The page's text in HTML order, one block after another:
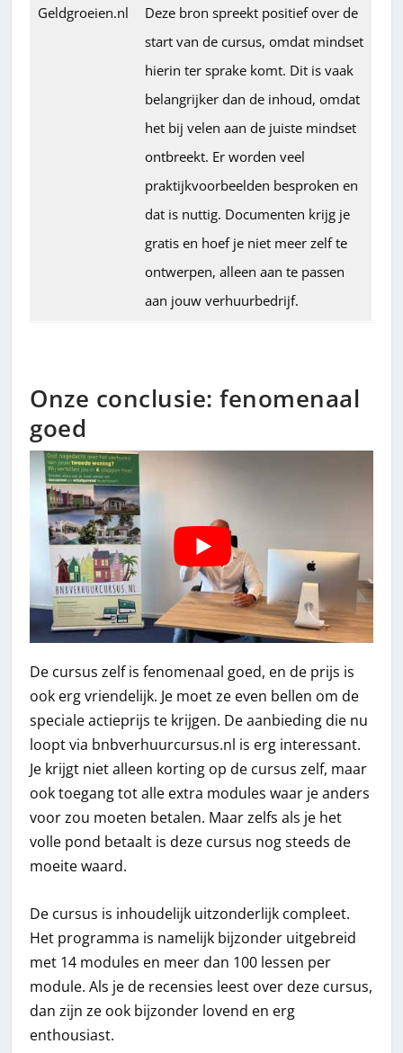
Geldgroeien.nl
Deze bron spreekt positief over de
start van de cursus, omdat mindset
hierin ter sprake komt. Dit is vaak
belangrijker dan de inhoud, omdat
het bij velen aan de juiste mindset
ontbreekt. Er worden veel
praktijkvoorbeelden besproken en
dat is nuttig. Documenten krijg je
gratis en hoef je niet meer zelf te
ontwerpen, alleen aan te passen
aan jouw verhuurbedrijf.
Onze conclusie: fenomenaal
goed
De cursus zelf is fenomenaal goed, en de prijs is
ook erg vriendelijk. Je moet ze even bellen om de
speciale actieprijs te krijgen. De aanbieding die nu
loopt via bnbverhuurcursus.nl is erg interessant.
Je krijgt niet alleen korting op de cursus zelf, maar
ook toegang tot alle extra modules waar je anders
voor zou moeten betalen. Maar zelfs als je het
volle pond betaalt is deze cursus nog steeds de
moeite waard.
De cursus is inhoudelijk uitzonderlijk compleet.
Het programma is namelijk bijzonder uitgebreid
met 14 modules en meer dan 100 lessen per
module. Als je de recensies leest over deze cursus,
dan zijn ze ook bijzonder lovend en erg
enthousiast.